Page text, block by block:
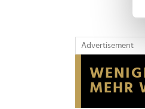
Advertisement